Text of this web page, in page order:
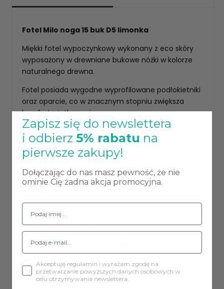
Fotel Milo noga 15 buk D5 limonka
Miękki fotel wypoczynkowy wykonany z eco skóry
wyposażony w drewniane bukowe nóżki w kolorze
naturalnego drewna.
Fotel posiada wygodne wyprofilowane podłokietniki
oraz oparcie, co w znacznym stopniu zwiększa
komfort użytkowania.
Fotel idealnie nadaje się do salonu, biura czy
poczekalni.
Dane techniczne:
Wysokość: 69 cm,
Wysokość do siedziska: 39 cm,
Wysokość do podłokietnika: 58 cm,
Głębokość: 60 cm,
Głębokość siedziska: 41 cm,
Zapisz się do newslettera
i odbierz 5% rabatu na
pierwsze zakupy!
Dołączając do nas masz pewność, że nie
ominie Cię żadna akcja promocyjna.
Akceptuję regulamin i wyrażam zgodę na
przetwarzanie powyższych danych osobowych w
celu otrzymywania newslettera.